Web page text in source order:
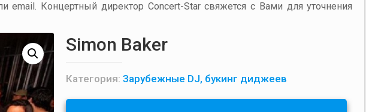
email. Концертный директор Concert-Star свяжется с Вами для уточнения
Simon Baker
Категория: Зарубежные DJ, букинг диджеев